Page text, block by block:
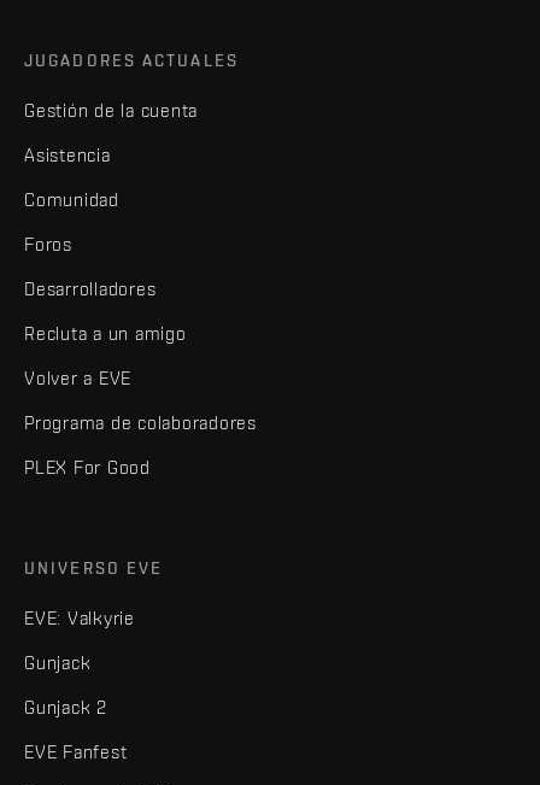
JUGADORES ACTUALES
Gestión de la cuenta
Asistencia
Comunidad
Foros
Desarrolladores
Recluta a un amigo
Volver a EVE
Programa de colaboradores
PLEX For Good
UNIVERSO EVE
EVE: Valkyrie
Gunjack
Gunjack 2
EVE Fanfest